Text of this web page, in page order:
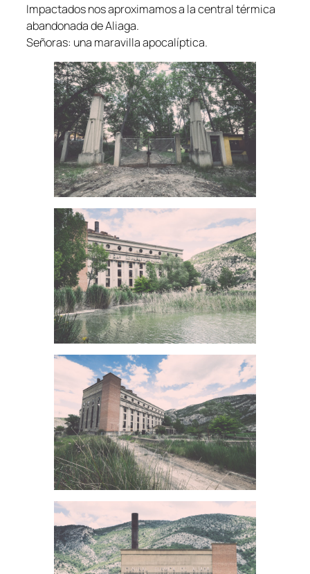
Impactados nos aproximamos a la central térmica
abandonada de Aliaga.
Señoras: una maravilla apocalíptica.